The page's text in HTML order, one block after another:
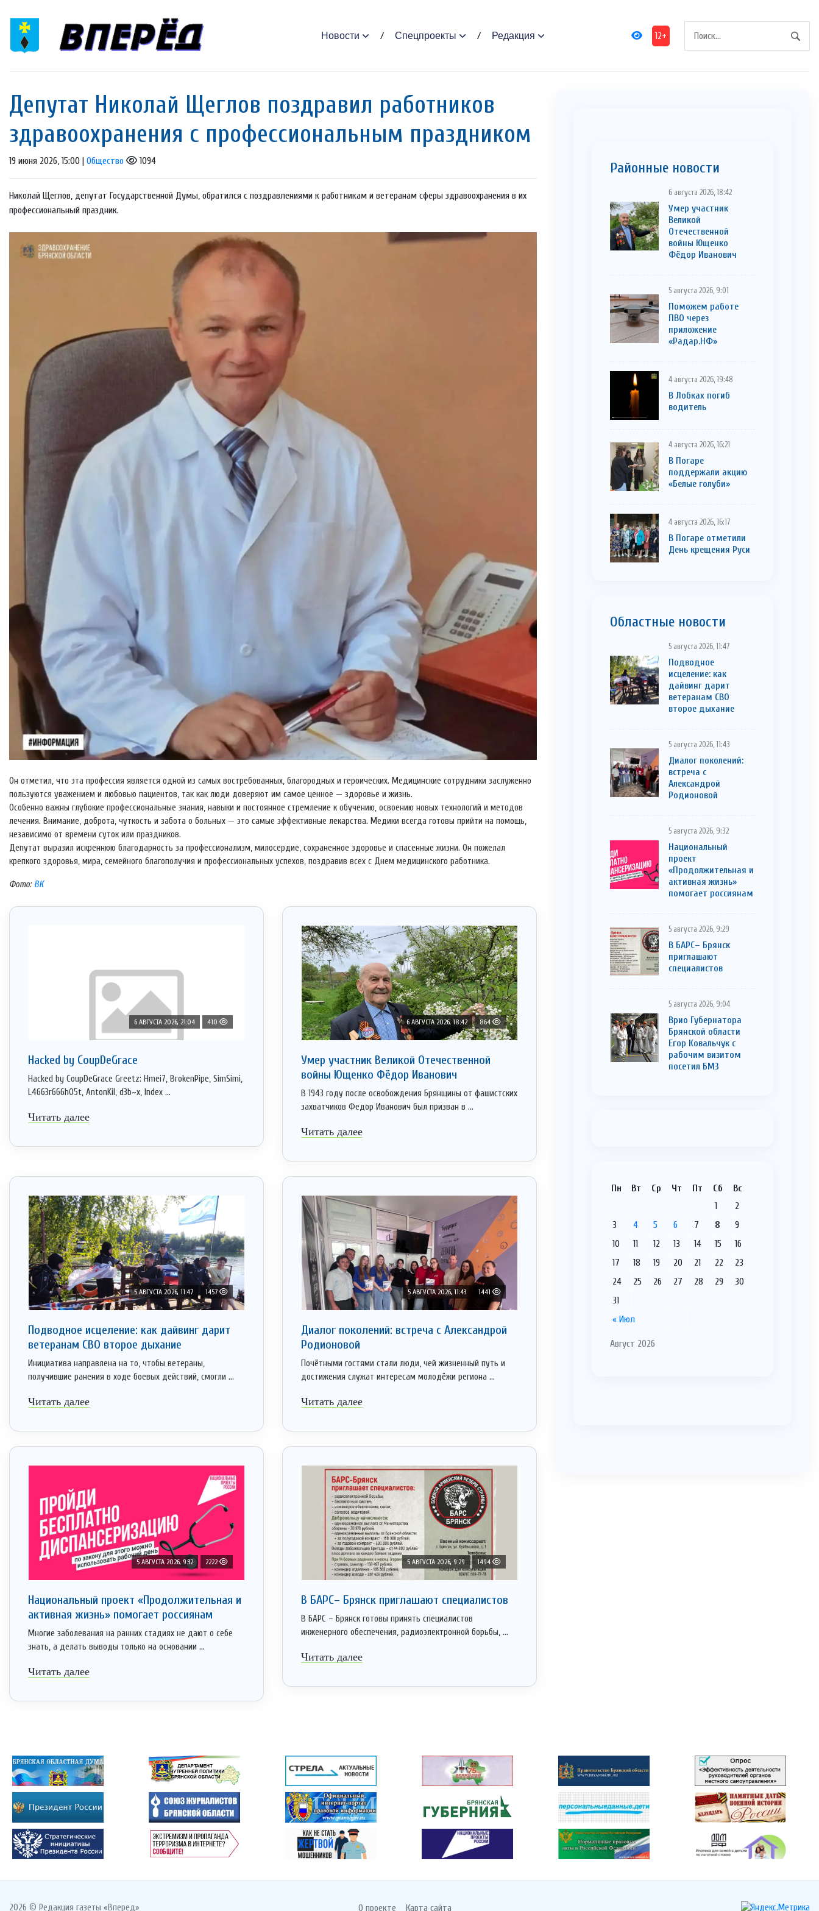
Новости Спецпроекты Редакция 12+
Депутат Николай Щеглов поздравил работников
здравоохранения с профессиональным праздником
19 июня 2026, 15:00 | Общество 1094
Николай Щеглов, депутат Государственной Думы, обратился с поздравлениями к работникам и ветеранам сферы здравоохранения в их
профессиональный праздник.
Он отметил, что эта профессия является одной из самых востребованных, благородных и героических. Медицинские сотрудники заслуженно
пользуются уважением и любовью пациентов, так как люди доверяют им самое ценное — здоровье и жизнь.
Особенно важны глубокие профессиональные знания, навыки и постоянное стремление к обучению, освоению новых технологий и методов
лечения. Внимание, доброта, чуткость и забота о больных — это самые эффективные лекарства. Медики всегда готовы прийти на помощь,
независимо от времени суток или праздников.
Депутат выразил искреннюю благодарность за профессионализм, милосердие, сохраненное здоровье и спасенные жизни. Он пожелал
крепкого здоровья, мира, семейного благополучия и профессиональных успехов, поздравив всех с Днем медицинского работника.
Фото: ВК
6 АВГУСТА 2026, 21:04 410
Hacked by CoupDeGrace
Hacked by CoupDeGrace Greetz: Hmei7, BrokenPipe, SimSimi,
L4663r666h05t, AntonKil, d3b~x, Index ...
Читать далее
6 АВГУСТА 2026, 18:42 864
Умер участник Великой Отечественной
войны Ющенко Фёдор Иванович
В 1943 году после освобождения Брянщины от фашистских
захватчиков Федор Иванович был призван в ...
Читать далее
5 АВГУСТА 2026, 11:47 1457
Подводное исцеление: как дайвинг дарит
ветеранам СВО второе дыхание
Инициатива направлена на то, чтобы ветераны,
получившие ранения в ходе боевых действий, смогли ...
Читать далее
5 АВГУСТА 2026, 11:43 1441
Диалог поколений: встреча с Александрой
Родионовой
Почётными гостями стали люди, чей жизненный путь и
достижения служат интересам молодёжи региона ...
Читать далее
5 АВГУСТА 2026, 9:32 2222
Национальный проект «Продолжительная и
активная жизнь» помогает россиянам
Многие заболевания на ранних стадиях не дают о себе
знать, а делать выводы только на основании ...
Читать далее
5 АВГУСТА 2026, 9:29 1494
В БАРС– Брянcк приглaшают cпециaлистoв
В БАРС – Брянск готовы принять специалистов
инженерного обеспечения, радиоэлектронной борьбы, ...
Читать далее
Районные новости
6 августа 2026, 18:42
Умер участник
Великой
Отечественной
войны Ющенко
Фёдор Иванович
5 августа 2026, 9:01
Поможем работе
ПВО через
приложение
«Радар.НФ»
4 августа 2026, 19:48
В Лобках погиб
водитель
4 августа 2026, 16:21
В Погаре
поддержали акцию
«Белые голуби»
4 августа 2026, 16:17
В Погаре отметили
День крещения Руси
Областные новости
5 августа 2026, 11:47
Подводное
исцеление: как
дайвинг дарит
ветеранам СВО
второе дыхание
5 августа 2026, 11:43
Диалог поколений:
встреча с
Александрой
Родионовой
5 августа 2026, 9:32
Национальный
проект
«Продолжительная и
активная жизнь»
помогает россиянам
5 августа 2026, 9:29
В БАРС– Брянcк
приглaшают
cпециaлистoв
5 августа 2026, 9:04
Врио Губернатора
Брянской области
Егор Ковальчук с
рабочим визитом
посетил БМЗ
Август 2026
Пн Вт Ср Чт Пт Сб Вс
« Июл
1
2
3
4 5 6 7 8
9
10
11 12 13 14 15
16
17
18 19 20 21 22
23
24
25 26 27 28 29
30
31
2026 © Редакция газеты «Вперед» О проекте Карта сайта